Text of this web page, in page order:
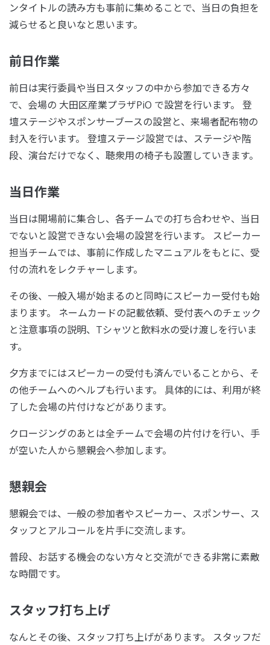
ンタイトルの読み方も事前に集めることで、当日の負担を
減らせると良いなと思います。
前日作業
前日は実行委員や当日スタッフの中から参加できる方々
で、会場の 大田区産業プラザPiO で設営を行います。 登
壇ステージやスポンサーブースの設営と、来場者配布物の
封入を行います。 登壇ステージ設営では、ステージや階
段、演台だけでなく、聴衆用の椅子も設置していきます。
当日作業
当日は開場前に集合し、各チームでの打ち合わせや、当日
でないと設営できない会場の設営を行います。 スピーカー
担当チームでは、事前に作成したマニュアルをもとに、受
付の流れをレクチャーします。
その後、一般入場が始まるのと同時にスピーカー受付も始
まります。 ネームカードの記載依頼、受付表へのチェック
と注意事項の説明、Tシャツと飲料水の受け渡しを行いま
す。
夕方までにはスピーカーの受付も済んでいることから、そ
の他チームへのヘルプも行います。 具体的には、利用が終
了した会場の片付けなどがあります。
クロージングのあとは全チームで会場の片付けを行い、手
が空いた人から懇親会へ参加します。
懇親会
懇親会では、一般の参加者やスピーカー、スポンサー、ス
タッフとアルコールを片手に交流します。
普段、お話する機会のない方々と交流ができる非常に素敵
な時間です。
スタッフ打ち上げ
なんとその後、スタッフ打ち上げがあります。 スタッフだ